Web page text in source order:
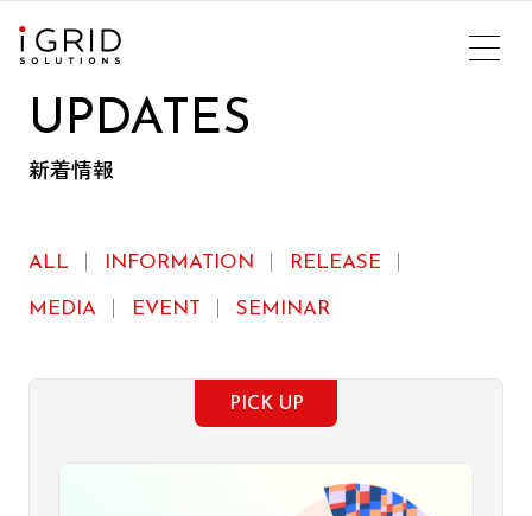
UPDATES
新着情報
ALL INFORMATION RELEASE
MEDIA EVENT SEMINAR
PICK UP